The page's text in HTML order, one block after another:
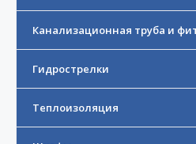
Канализационная труба и
Гидрострелки
Теплоизоляция